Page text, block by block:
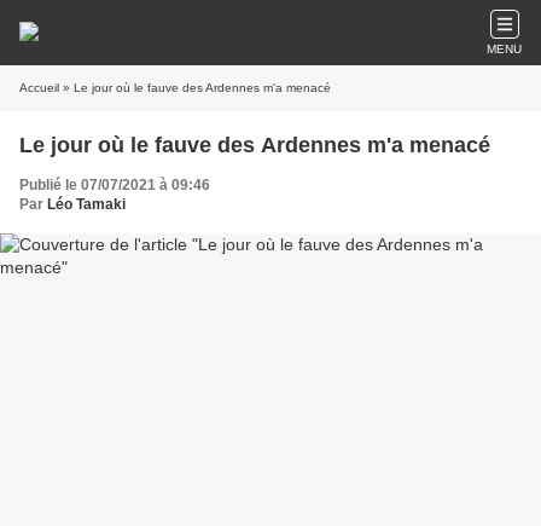
MENU
Accueil » Le jour où le fauve des Ardennes m'a menacé
Le jour où le fauve des Ardennes m'a menacé
Publié le 07/07/2021 à 09:46
Par Léo Tamaki